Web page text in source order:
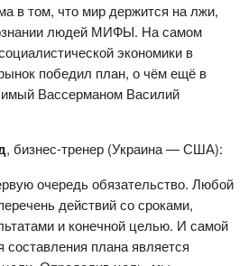
в том, что мир держится на лжи,
людей МИФЫ. На самом
экономики в
победил план, о чём ещё в
Вассерманом Василий
, бизнес-тренер (Украина — США):
очередь обязательство. Любой
действий со сроками,
и конечной целью. И самой
составления плана является